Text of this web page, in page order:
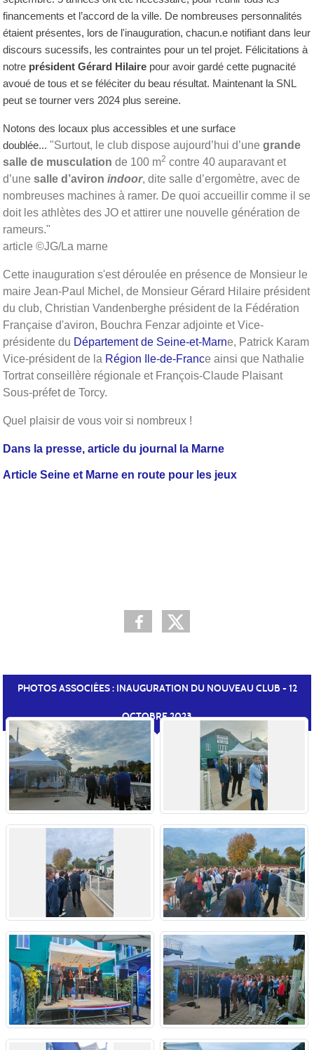
financements et l’accord de la ville. De nombreuses personnalités
étaient présentes, lors de l'inauguration, chacun.e notifiant dans leur
discours sucessifs, les contraintes pour un tel projet. Félicitations à
notre président Gérard Hilaire pour avoir gardé cette pugnacité
avoué de tous et se féléciter du beau résultat. Maintenant la SNL
peut se tourner vers 2024 plus sereine.
Notons des locaux plus accessibles et une surface
doublée... "Surtout, le club dispose aujourd’hui d’une grande
salle de musculation de 100 m2 contre 40 auparavant et
d’une salle d’aviron indoor, dite salle d’ergomètre, avec de
nombreuses machines à ramer. De quoi accueillir comme il se
doit les athlètes des JO et attirer une nouvelle génération de
rameurs."
article ©JG/La marne
Cette inauguration s'est déroulée en présence de Monsieur le
maire Jean-Paul Michel, de Monsieur Gérard Hilaire président
du club, Christian Vandenberghe président de la Fédération
Française d'aviron, Bouchra Fenzar adjointe et Vice-
présidente du Département de Seine-et-Marne, Patrick Karam
Vice-président de la Région Ile-de-France ainsi que Nathalie
Tortrat conseillère régionale et François-Claude Plaisant
Sous-préfet de Torcy.
Quel plaisir de vous voir si nombreux !
Dans la presse, article du journal la Marne
Article Seine et Marne en route pour les jeux
PHOTOS ASSOCIÉES : INAUGURATION DU NOUVEAU CLUB - 12
OCTOBRE 2023